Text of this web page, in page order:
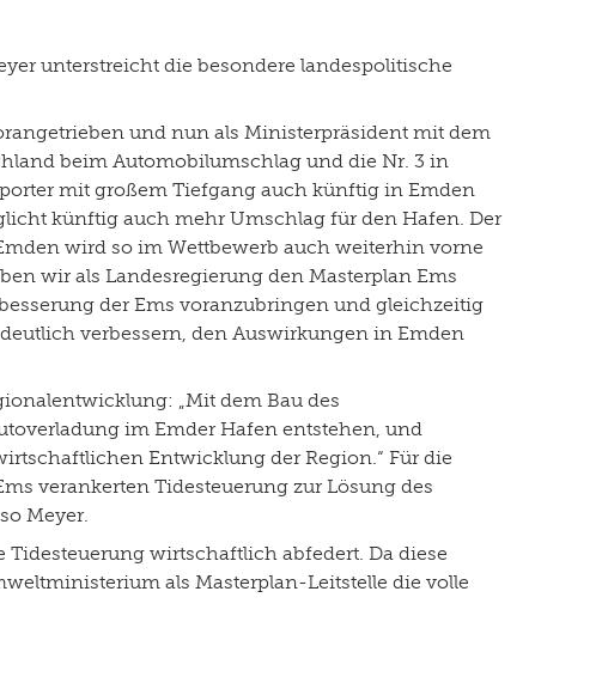
unterstreicht die besondere landespolitische
und nun als Ministerpräsident mit dem
beim Automobilumschlag und die Nr. 3 in
mit großem Tiefgang auch künftig in Emden
künftig auch mehr Umschlag für den Hafen. Der
wird so im Wettbewerb auch weiterhin vorne
wir als Landesregierung den Masterplan Ems
der Ems voranzubringen und gleichzeitig
verbessern, den Auswirkungen in Emden
„Mit dem Bau des
im Emder Hafen entstehen, und
Entwicklung der Region.“ Für die
verankerten Tidesteuerung zur Lösung des
Meyer.
wirtschaftlich abfedert. Da diese
als Masterplan-Leitstelle die volle